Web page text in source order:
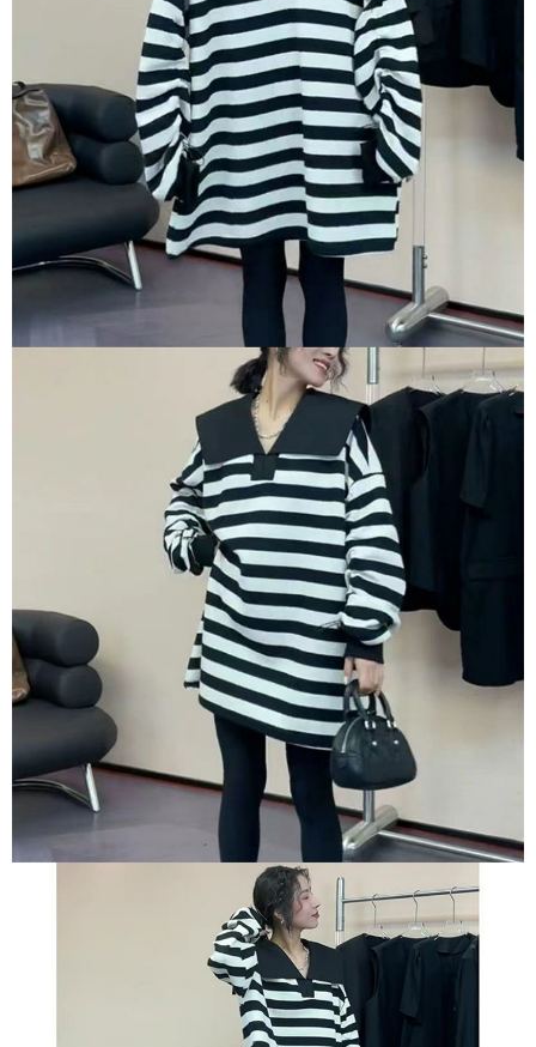
２．訂單成立數日內，您將收到繳費通知簡訊。
３．收到繳費通知簡訊後14天內，點擊此簡訊中的連結，可透過四大超商／
ATM／網路銀行／等多元方式進行付款，方視為交易完成。
※ 請注意：結帳手續完成當下不需立刻繳費，但若您需要取消訂單，請聯絡
購買商品的店家。未經商家同意取消之訂單仍視為有效，需透過AFTEE先享
後付繳納相關費用。
※ 交易是否成功請以「AFTEE先享後付 」之結帳頁面顯示為準，若有關於
是否繳費成功／繳費後需取消欲退款等相關疑問，請聯繫「AFTEE先享後付
客戶支援中心」https://netprotections.freshdesk.com/support/home
【注意事項】
１．透過由恩沛科技股份有限公司提供之「AFTEE先享後付」服務完成之交
易，需依本服務之必要範圍內提供個人資料，並將交易相關給付款項請求債
權轉讓予恩沛科技股份有限公司。
２．關於個人資料處理事宜，請瀏覽以下網址：
３．未成年的使用者請事先徵得法定代理人或監護人之同意方可使用
「AFTEE先享後付」，若未經同意申辦者引起之損失，本公司不負相關責
４．使用「AFTEE先享後付」時，將依據個別帳號之用戶狀況，依本公司即
時審查核予不同之上限額度；若仍有額度不足之情形，本公司將視審查結果
請求用戶進行身份認證。
５．嚴禁一人註冊多個帳號或使用他人資訊註冊。若發現惡意使用之情形，
恩沛科技股份有限公司將有權停止該用戶之使用額度並採取法律行動。
每筆NT$80，滿NT$1,500(含以上)免運費
每筆NT$80，滿NT$1,500(含以上)免運費
付款後萊爾富取貨
每筆NT$80，滿NT$1,500(含以上)免運費
離島取貨加價40
每筆NT$80，滿NT$1,500(含以上)免運費
付款後7-11取貨
每筆NT$80，滿NT$1,500(含以上)免運費
每筆NT$100，滿NT$1,500(含以上)免運費